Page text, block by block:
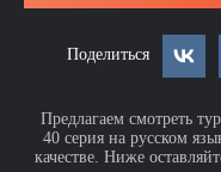
Поделиться
Предлагаем смотреть
40 серия на русском
качестве. Ниже